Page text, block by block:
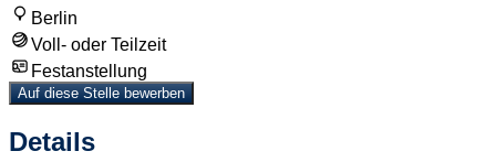
Berlin
Voll- oder Teilzeit
Festanstellung
Auf diese Stelle bewerben
Details